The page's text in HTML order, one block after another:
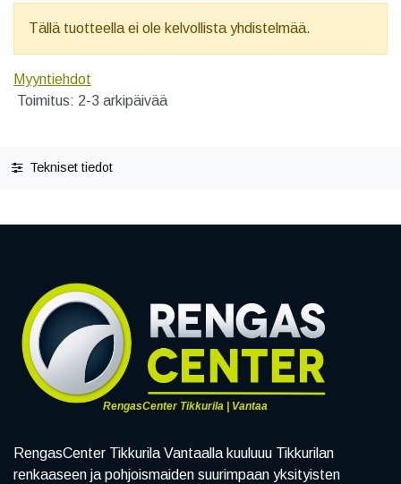
Tällä tuotteella ei ole kelvollista yhdistelmää.
Myyntiehdot
Toimitus: 2-3 arkipäivää
Tekniset tiedot
RengasCenter Tikkurila | Vantaa
RengasCenter Tikkurila Vantaalla kuuluuu Tikkurilan
renkaaseen ja pohjoismaiden suurimpaan yksityisten